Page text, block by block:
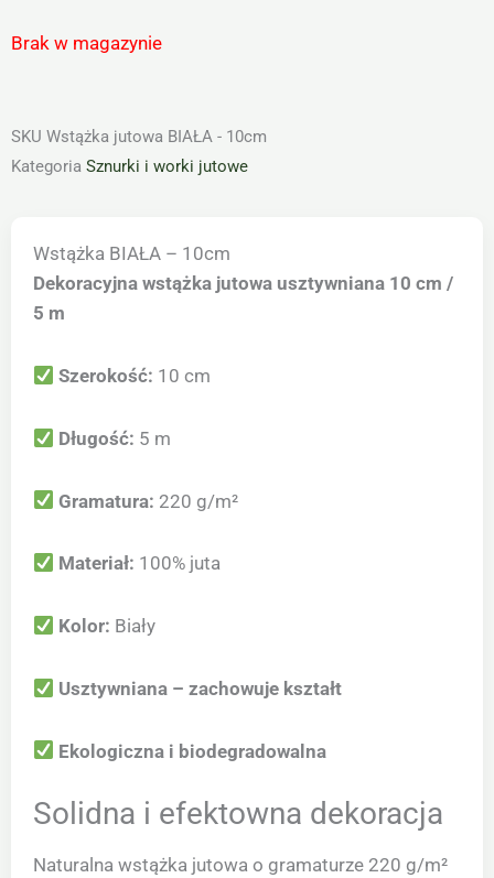
Brak w magazynie
SKU Wstążka jutowa BIAŁA - 10cm
Kategoria Sznurki i worki jutowe
Wstążka BIAŁA – 10cm
Dekoracyjna wstążka jutowa usztywniana 10 cm /
5 m
Szerokość: 10 cm
Długość: 5 m
Gramatura: 220 g/m²
Materiał: 100% juta
Kolor: Biały
Usztywniana – zachowuje kształt
Ekologiczna i biodegradowalna
Solidna i efektowna dekoracja
Naturalna wstążka jutowa o gramaturze 220 g/m²